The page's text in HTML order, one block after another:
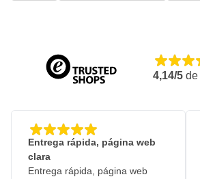
4,14/5 de
Entrega rápida, página web
clara
Entrega rápida, página web